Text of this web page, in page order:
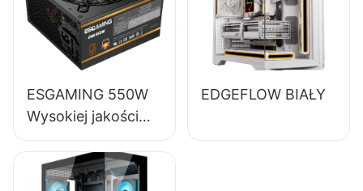
stacjonarnych 80+
Bronze ESB650W
ESGAMING 550W
Wysokiej jakości
zasilacz do
komputerów
stacjonarnych o
EDGEFLOW BIAŁY